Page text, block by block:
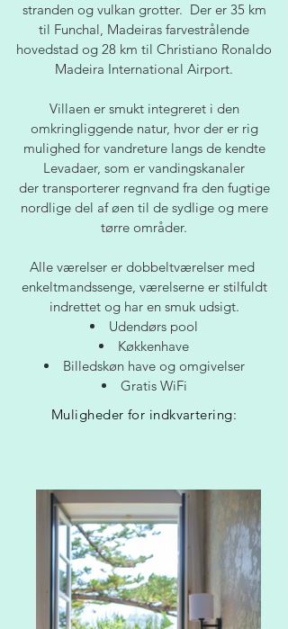
stranden og vulkan grotter. Der er 35 km
til Funchal, Madeiras farvestrålende
hovedstad og 28 km til Christiano Ronaldo
Madeira International Airport.
Villaen er smukt integreret i den
omkringliggende natur, hvor der er rig
mulighed for vandreture langs de kendte
Levadaer, som er vandingskanaler
der transporterer regnvand fra den fugtige
nordlige del af øen til de sydlige og mere
tørre områder.
Alle værelser er dobbeltværelser med
enkeltmandssenge, værelserne er stilfuldt
indrettet og har en smuk udsigt.
Udendørs pool
Køkkenhave
Billedskøn have og omgivelser
Gratis WiFi
Muligheder for indkvartering: